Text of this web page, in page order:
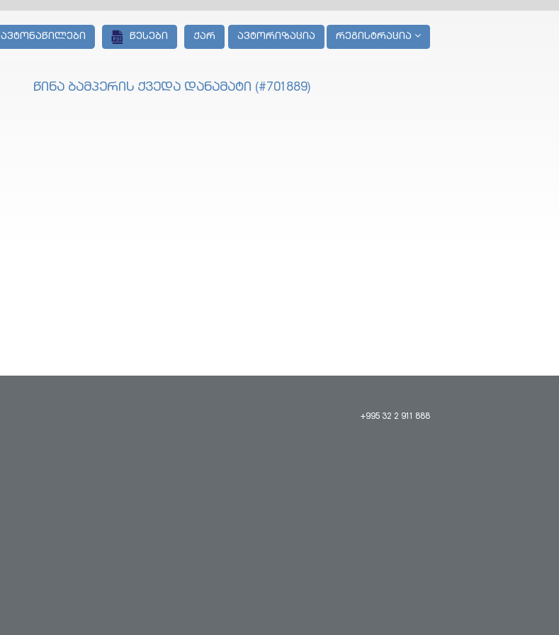
ავტონაწილები წესები ქარ რეგისტრაცია
ავტორიზაცია
წინა ბამპერის ქვედა დანამატი (#701889)
+995 32 2 911 888